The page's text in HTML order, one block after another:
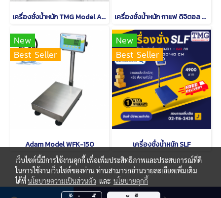
เครื่องชั่งน้ำหนัก TMG Model A12 เครื่องชั่งน้ำหนัก กาแฟ ดิจิตอล CAMRY EK 2912 R
New
Best Seller
Adam Model WFK-150
New
Best Seller
เครื่องชั่งน้ำหนัก SLF
© Copyright thaimetrology.com 2026. All Rights Reserved.
เว็บไซต์นี้มีการใช้งานคุกกี้ เพื่อเพิ่มประสิทธิภาพและประสบการณ์ที่ดี
ในการใช้งานเว็บไซต์ของท่าน ท่านสามารถอ่านรายละเอียดเพิ่มเติม
ได้ที่นโยบายความเป็นส่วนตัว และ นโยบายคุกกี้